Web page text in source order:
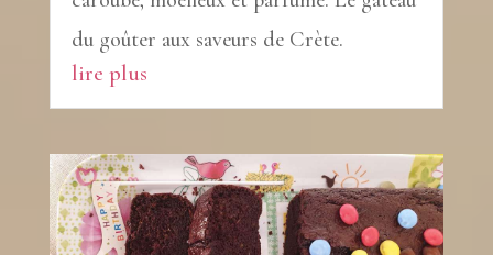
du goûter aux saveurs de Crète.
lire plus